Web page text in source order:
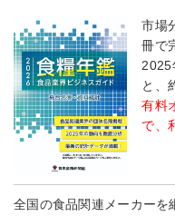
市場
冊で
2025
と、
有料
で、
全国の食品関連メーカー